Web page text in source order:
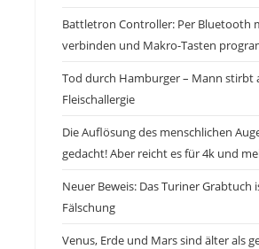
Battletron Controller: Per Bluetooth
verbinden und Makro-Tasten
Tod durch Hamburger – Mann stirbt
Fleischallergie
Die Auflösung des menschlichen
gedacht! Aber reicht es für 4k und
Neuer Beweis: Das Turiner Grabtuch
Fälschung
Venus, Erde und Mars sind älter als